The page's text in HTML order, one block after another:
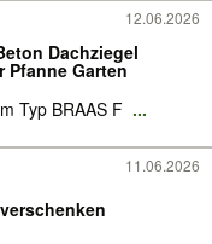
12.06.2026
Dachziegel
Pfanne Garten
Typ BRAAS F ...
11.06.2026